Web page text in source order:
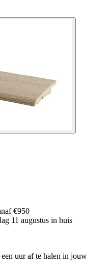
€950
11 augustus in huis
uur af te halen in jouw